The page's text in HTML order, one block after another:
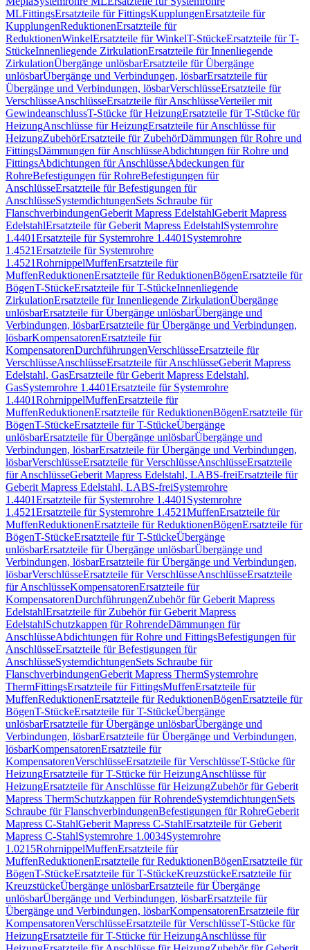
MLFittingsErsatzteile für FittingsKupplungenErsatzteile für
KupplungenReduktionenErsatzteile für
ReduktionenWinkelErsatzteile für WinkelT-StückeErsatzteile für T-
StückeInnenliegende ZirkulationErsatzteile für Innenliegende
ZirkulationÜbergänge unlösbarErsatzteile für Übergänge
unlösbarÜbergänge und Verbindungen, lösbarErsatzteile für
Übergänge und Verbindungen, lösbarVerschlüsseErsatzteile für
VerschlüsseAnschlüsseErsatzteile für AnschlüsseVerteiler mit
GewindeanschlussT-Stücke für HeizungErsatzteile für T-Stücke für
HeizungAnschlüsse für HeizungErsatzteile für Anschlüsse für
HeizungZubehörErsatzteile für ZubehörDämmungen für Rohre und
FittingsDämmungen für AnschlüsseAbdichtungen für Rohre und
FittingsAbdichtungen für AnschlüsseAbdeckungen für
RohreBefestigungen für RohreBefestigungen für
AnschlüsseErsatzteile für Befestigungen für
AnschlüsseSystemdichtungenSets Schraube für
FlanschverbindungenGeberit Mapress EdelstahlGeberit Mapress
EdelstahlErsatzteile für Geberit Mapress EdelstahlSystemrohre
1.4401Ersatzteile für Systemrohre 1.4401 Systemrohre
1.4521Ersatzteile für Systemrohre
1.4521RohrnippelMuffenErsatzteile für
MuffenReduktionenErsatzteile für ReduktionenBögenErsatzteile für
BögenT-StückeErsatzteile für T-StückeInnenliegende
ZirkulationErsatzteile für Innenliegende ZirkulationÜbergänge
unlösbarErsatzteile für Übergänge unlösbarÜbergänge und
Verbindungen, lösbarErsatzteile für Übergänge und Verbindungen,
lösbarKompensatorenErsatzteile für
KompensatorenDurchführungenVerschlüsseErsatzteile für
VerschlüsseAnschlüsseErsatzteile für AnschlüsseGeberit Mapress
Edelstahl, GasErsatzteile für Geberit Mapress Edelstahl,
GasSystemrohre 1.4401Ersatzteile für Systemrohre
1.4401RohrnippelMuffenErsatzteile für
MuffenReduktionenErsatzteile für ReduktionenBögenErsatzteile für
BögenT-StückeErsatzteile für T-StückeÜbergänge
unlösbarErsatzteile für Übergänge unlösbarÜbergänge und
Verbindungen, lösbarErsatzteile für Übergänge und Verbindungen,
lösbarVerschlüsseErsatzteile für VerschlüsseAnschlüsseErsatzteile
für AnschlüsseGeberit Mapress Edelstahl, LABS-freiErsatzteile für
Geberit Mapress Edelstahl, LABS-freiSystemrohre
1.4401Ersatzteile für Systemrohre 1.4401 Systemrohre
1.4521Ersatzteile für Systemrohre 1.4521MuffenErsatzteile für
MuffenReduktionenErsatzteile für ReduktionenBögenErsatzteile für
BögenT-StückeErsatzteile für T-StückeÜbergänge
unlösbarErsatzteile für Übergänge unlösbarÜbergänge und
Verbindungen, lösbarErsatzteile für Übergänge und Verbindungen,
lösbarVerschlüsseErsatzteile für VerschlüsseAnschlüsseErsatzteile
für AnschlüsseKompensatorenErsatzteile für
KompensatorenDurchführungenZubehör für Geberit Mapress
EdelstahlErsatzteile für Zubehör für Geberit Mapress
EdelstahlSchutzkappen für RohrendeDämmungen für
AnschlüsseAbdichtungen für Rohre und FittingsBefestigungen für
AnschlüsseErsatzteile für Befestigungen für
AnschlüsseSystemdichtungenSets Schraube für
FlanschverbindungenGeberit Mapress ThermSystemrohre
ThermFittingsErsatzteile für FittingsMuffenErsatzteile für
MuffenReduktionenErsatzteile für ReduktionenBögenErsatzteile für
BögenT-StückeErsatzteile für T-StückeÜbergänge
unlösbarErsatzteile für Übergänge unlösbarÜbergänge und
Verbindungen, lösbarErsatzteile für Übergänge und Verbindungen,
lösbarKompensatorenErsatzteile für
KompensatorenVerschlüsseErsatzteile für VerschlüsseT-Stücke für
HeizungErsatzteile für T-Stücke für HeizungAnschlüsse für
HeizungErsatzteile für Anschlüsse für HeizungZubehör für Geberit
Mapress ThermSchutzkappen für RohrendeSystemdichtungenSets
Schraube für FlanschverbindungenBefestigungen für RohreGeberit
Mapress C-StahlGeberit Mapress C-StahlErsatzteile für Geberit
Mapress C-StahlSystemrohre 1.0034Systemrohre
1.0215RohrnippelMuffenErsatzteile für
MuffenReduktionenErsatzteile für ReduktionenBögenErsatzteile für
BögenT-StückeErsatzteile für T-StückeKreuzstückeErsatzteile für
KreuzstückeÜbergänge unlösbarErsatzteile für Übergänge
unlösbarÜbergänge und Verbindungen, lösbarErsatzteile für
Übergänge und Verbindungen, lösbarKompensatorenErsatzteile für
KompensatorenVerschlüsseErsatzteile für VerschlüsseT-Stücke für
HeizungErsatzteile für T-Stücke für HeizungAnschlüsse für